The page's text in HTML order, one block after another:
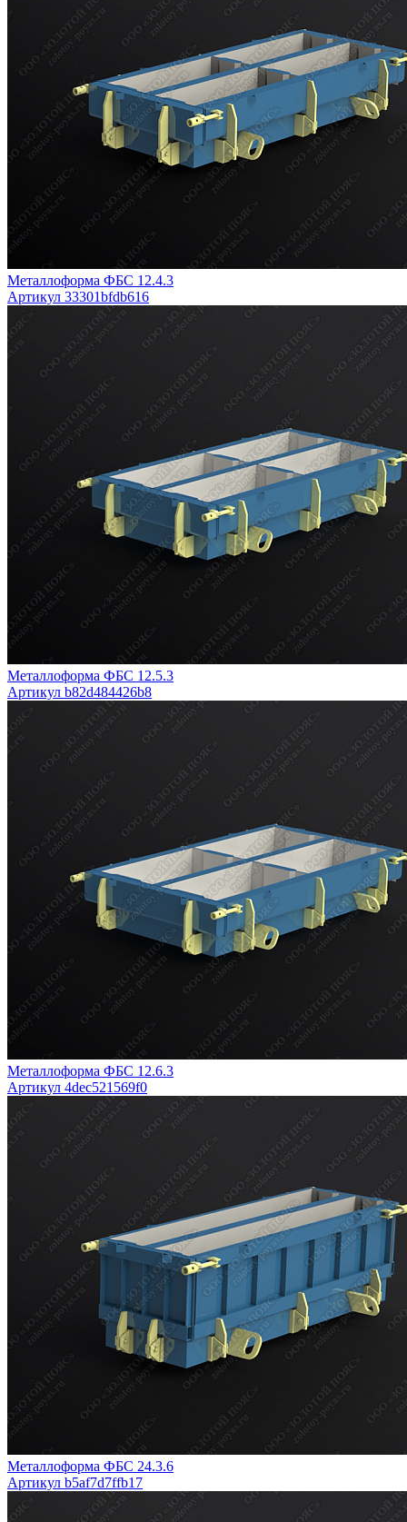
Металлоформа ФБС 12.4.3
Артикул 33301bfdb616
Металлоформа ФБС 12.5.3
Артикул b82d484426b8
Металлоформа ФБС 12.6.3
Артикул 4dec521569f0
Металлоформа ФБС 24.3.6
Артикул b5af7d7ffb17